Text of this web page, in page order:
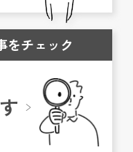
をチェック